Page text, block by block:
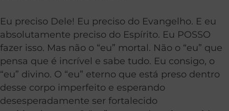
Eu preciso Dele! Eu preciso do Evangelho. E eu
absolutamente preciso do Espírito. Eu POSSO
fazer isso. Mas não o “eu” mortal. Não o “eu” que
pensa que é incrível e sabe tudo. Eu consigo, o
“eu” divino. O “eu” eterno que está preso dentro
desse corpo imperfeito e esperando
desesperadamente ser fortalecido